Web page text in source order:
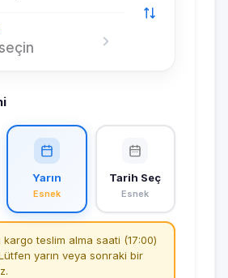
Yarın
Esnek
Tarih Seç
Esnek
teslim alma saati (17:00)
yarın veya sonraki bir